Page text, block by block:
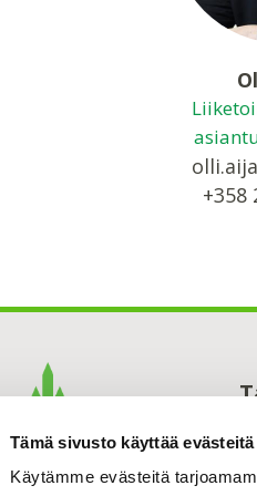
Tämä sivusto käyttää evästeitä
Käytämme evästeitä
+358